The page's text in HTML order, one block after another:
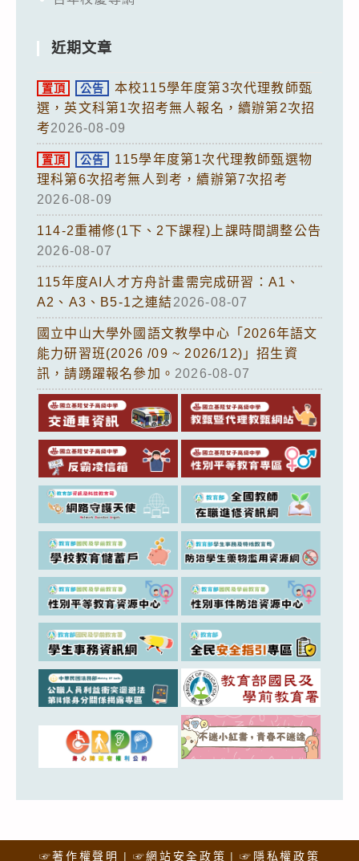
近期文章
置頂 公告
本校115學年度第3次代理教師甄
選，英文科第1次招考無人報名，續辦第2次招
考2026-08-09
置頂 公告
115學年度第1次代理教師甄選物
理科第6次招考無人到考，續辦第7次招考
2026-08-09
114-2重補修(1下、2下課程)上課時間調整公告
2026-08-07
115年度AI人才方舟計畫需完成研習：A1、
A2、A3、B5-1之連結2026-08-07
國立中山大學外國語文教學中心「2026年語文
能力研習班(2026 /09 ~ 2026/12)」招生資
訊，請踴躍報名參加。 2026-08-07
☞著作權聲明 ☞網站安全政策 ☞隱私權政策